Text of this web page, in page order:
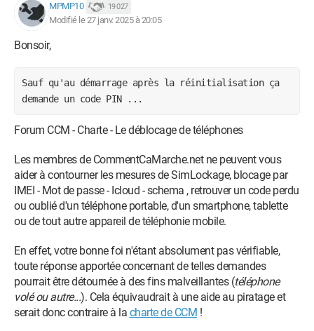
MPMP10 19 027
Modifié le 27 janv. 2025 à 20:05
Bonsoir,
Sauf qu'au démarrage après la réinitialisation ça
demande un code PIN ...
Forum CCM - Charte - Le déblocage de téléphones
Les membres de CommentCaMarche.net ne peuvent vous
aider à contourner les mesures de SimLockage, blocage par
IMEI - Mot de passe - Icloud - schema , retrouver un code perdu
ou oublié d'un téléphone portable, d'un smartphone, tablette
ou de tout autre appareil de téléphonie mobile.
En effet, votre bonne foi n'étant absolument pas vérifiable,
toute réponse apportée concernant de telles demandes
pourrait être détournée à des fins malveillantes (téléphone
volé ou autre...). Cela équivaudrait à une aide au piratage et
serait donc contraire à la charte de CCM !